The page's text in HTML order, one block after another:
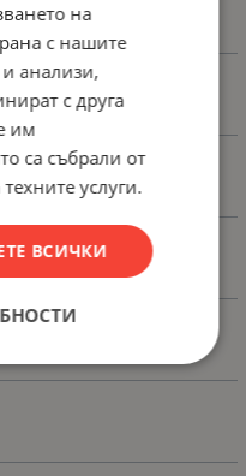
на
с нашите
анализи,
с друга
им
са събрали от
услуги.
ВСИЧКИ